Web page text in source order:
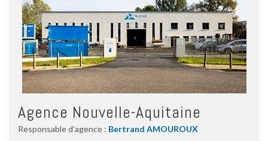
Agence Nouvelle-Aquitaine
Responsable d’agence : Bertrand AMOUROUX